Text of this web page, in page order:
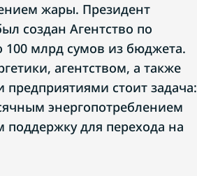
жары. Президент
создан Агентство по
млрд сумов из бюджета.
агентством, а также
стоит задача:
энергопотреблением
поддержку для перехода на